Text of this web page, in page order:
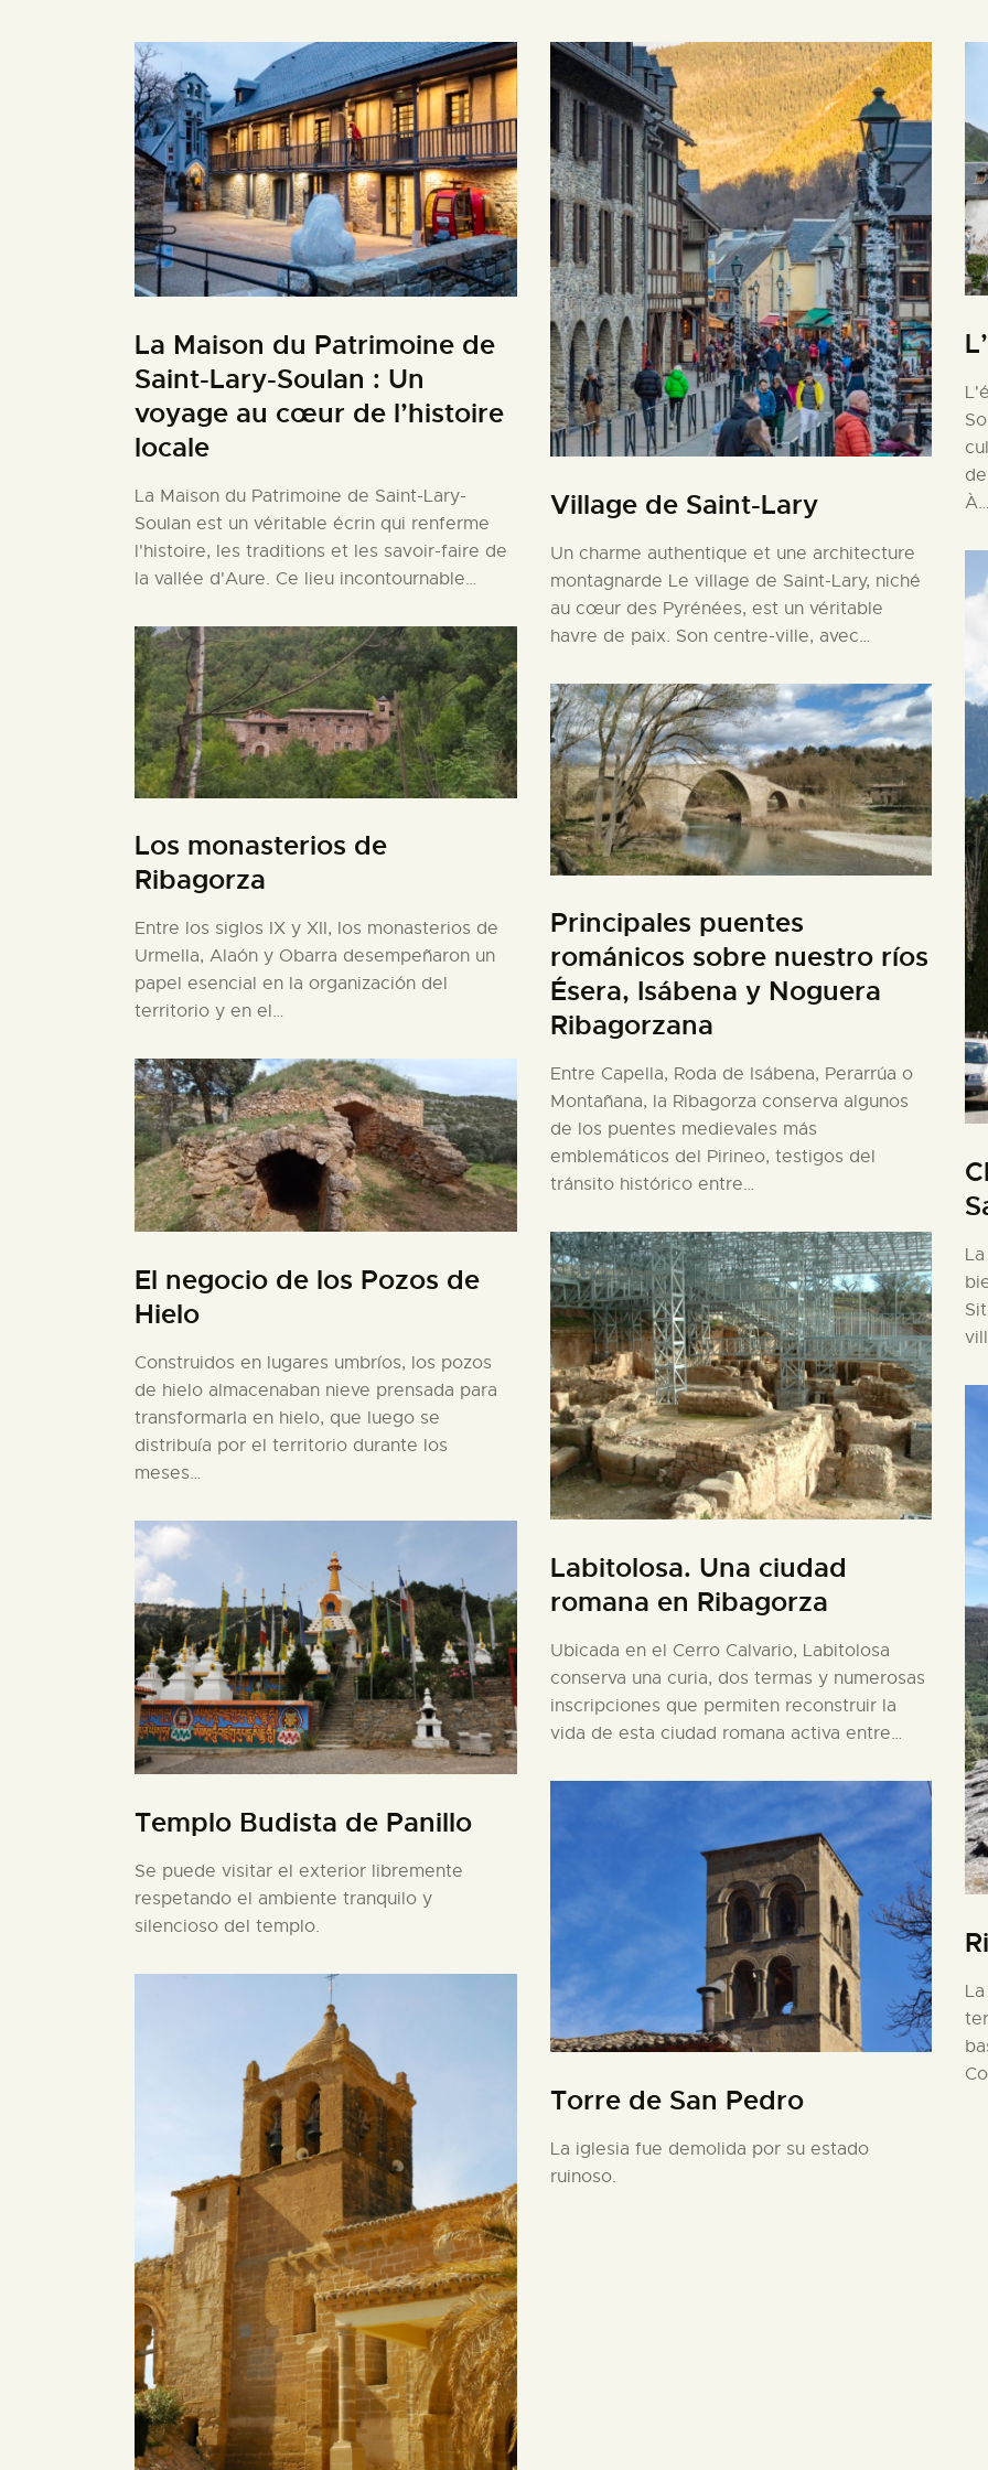
La Maison du Patrimoine de
Saint-Lary-Soulan : Un
voyage au cœur de l’histoire
locale
La Maison du Patrimoine de Saint-Lary-
Soulan est un véritable écrin qui renferme
l'histoire, les traditions et les savoir-faire de
la vallée d'Aure. Ce lieu incontournable…
Village de Saint-Lary
Un charme authentique et une architecture
montagnarde Le village de Saint-Lary, niché
au cœur des Pyrénées, est un véritable
havre de paix. Son centre-ville, avec…
Los monasterios de
Ribagorza
Entre los siglos IX y XII, los monasterios de
Urmella, Alaón y Obarra desempeñaron un
papel esencial en la organización del
territorio y en el…
Principales puentes
románicos sobre nuestro ríos
Ésera, Isábena y Noguera
Ribagorzana
Entre Capella, Roda de Isábena, Perarrúa o
Montañana, la Ribagorza conserva algunos
de los puentes medievales más
emblemáticos del Pirineo, testigos del
tránsito histórico entre…
El negocio de los Pozos de
Hielo
Construidos en lugares umbríos, los pozos
de hielo almacenaban nieve prensada para
transformarla en hielo, que luego se
distribuía por el territorio durante los
meses…
Labitolosa. Una ciudad
romana en Ribagorza
Ubicada en el Cerro Calvario, Labitolosa
conserva una curia, dos termas y numerosas
inscripciones que permiten reconstruir la
vida de esta ciudad romana activa entre…
Templo Budista de Panillo
Se puede visitar el exterior libremente
respetando el ambiente tranquilo y
silencioso del templo.
Torre de San Pedro
La iglesia fue demolida por su estado
ruinoso.